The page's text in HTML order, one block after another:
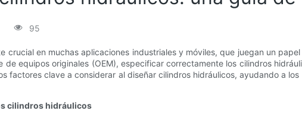
95
crucial en muchas aplicaciones industriales y móviles, que juegan un
de equipos originales (OEM), especificar correctamente los cilindros
factores clave a considerar al diseñar cilindros hidráulicos, ayudando a
cilindros hidráulicos